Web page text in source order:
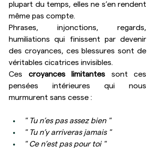
plupart du temps, elles ne s’en rendent
même pas compte.
Phrases, injonctions, regards,
humiliations qui finissent par devenir
des croyances, ces blessures sont de
véritables cicatrices invisibles.
Ces croyances limitantes sont ces
pensées intérieures qui nous
murmurent sans cesse :
" Tu n’es pas assez bien "
" Tu n’y arriveras jamais "
" Ce n’est pas pour toi "